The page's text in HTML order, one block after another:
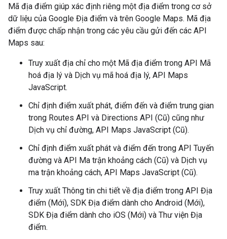
Mã địa điểm giúp xác định riêng một địa điểm trong cơ sở
dữ liệu của Google Địa điểm và trên Google Maps. Mã địa
điểm được chấp nhận trong các yêu cầu gửi đến các API
Maps sau:
Truy xuất địa chỉ cho một Mã địa điểm trong API Mã
hoá địa lý và Dịch vụ mã hoá địa lý, API Maps
JavaScript.
Chỉ định điểm xuất phát, điểm đến và điểm trung gian
trong Routes API và Directions API (Cũ) cũng như
Dịch vụ chỉ đường, API Maps JavaScript (Cũ).
Chỉ định điểm xuất phát và điểm đến trong API Tuyến
đường và API Ma trận khoảng cách (Cũ) và Dịch vụ
ma trận khoảng cách, API Maps JavaScript (Cũ).
Truy xuất Thông tin chi tiết về địa điểm trong API Địa
điểm (Mới), SDK Địa điểm dành cho Android (Mới),
SDK Địa điểm dành cho iOS (Mới) và Thư viện Địa
điểm.